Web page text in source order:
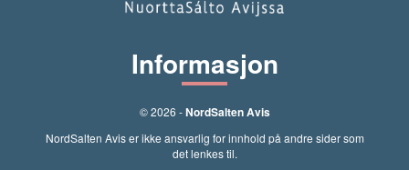
Informasjon
© 2026 -NordSalten Avis
NordSalten Avis er ikke ansvarlig for innhold på andre sider som
det lenkes til.